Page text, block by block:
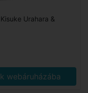
Urahara &
webáruházába